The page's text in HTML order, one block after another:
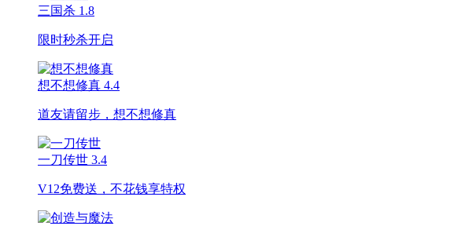
三国杀 1.8
限时秒杀开启
想不想修真 4.4
道友请留步，想不想修真
一刀传世 3.4
V12免费送，不花钱享特权